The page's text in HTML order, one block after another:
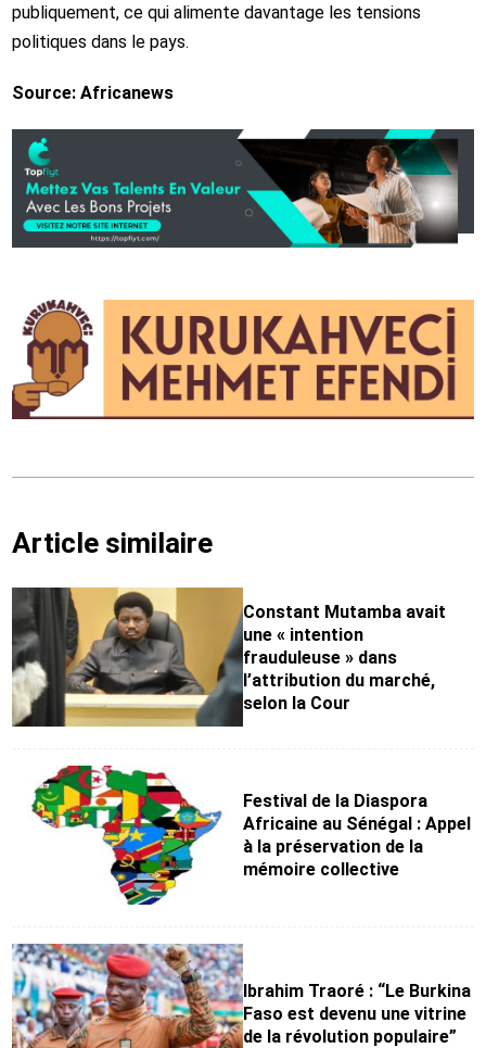
publiquement, ce qui alimente davantage les tensions
politiques dans le pays.
Source: Africanews
Article similaire
Constant Mutamba avait
une « intention
frauduleuse » dans
l’attribution du marché,
selon la Cour
Festival de la Diaspora
Africaine au Sénégal : Appel
à la préservation de la
mémoire collective
Ibrahim Traoré : “Le Burkina
Faso est devenu une vitrine
de la révolution populaire”